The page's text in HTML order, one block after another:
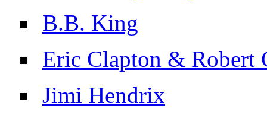
B.B. King
Eric Clapton & Robert
Jimi Hendrix